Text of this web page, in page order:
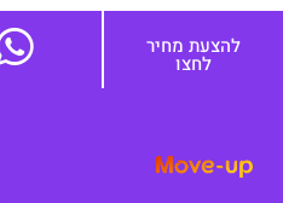
להצעת מחיר
לחצו